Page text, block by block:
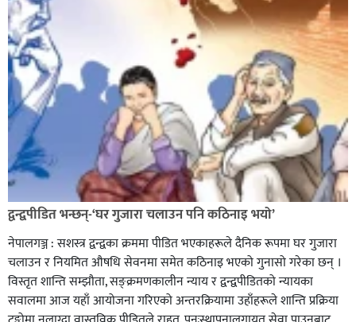
सिराहा-२ मा संजय यादव भिड्ने !
रक्तदान सेवामा जिल्लामै दोस्रो स्थान ल्याएकोमा जनमत नेताद्वय
रेडक्रस सिराहा द्वारा सम्मानित
द्वन्द्वपीडित भन्छन्-‘घर गुजारा चलाउन पनि कठिनाइ भयो’
नेपालगञ्ज : सशस्त्र द्वन्द्वका क्रममा पीडित भएकाहरूले दैनिक रूपमा घर गुजारा
चलाउन र नियमित औषधि सेवनमा समेत कठिनाइ भएको गुनासो गरेका छन् ।
विस्तृत शान्ति सम्झौता, सङ्क्रमणकालीन न्याय र द्वन्द्वपीडितको न्यायका
सवालमा आज यहाँ आयोजना गरिएको अन्तरक्रियामा उहाँहरूले शान्ति प्रक्रिया